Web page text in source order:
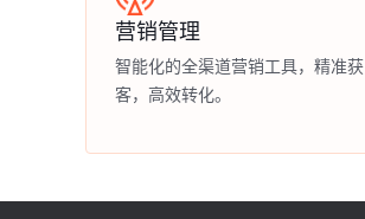
营销管理
智能化的全渠道营销工具，精准获
客，高效转化。